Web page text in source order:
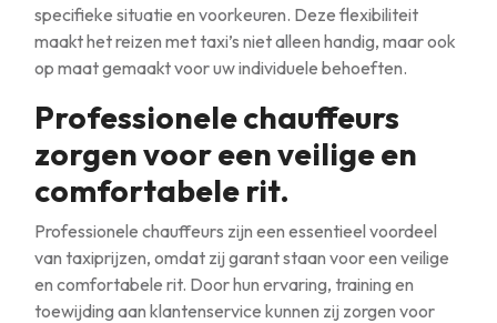
specifieke situatie en voorkeuren. Deze flexibiliteit
maakt het reizen met taxi’s niet alleen handig, maar ook
op maat gemaakt voor uw individuele behoeften.
Professionele chauffeurs
zorgen voor een veilige en
comfortabele rit.
Professionele chauffeurs zijn een essentieel voordeel
van taxiprijzen, omdat zij garant staan voor een veilige
en comfortabele rit. Door hun ervaring, training en
toewijding aan klantenservice kunnen zij zorgen voor